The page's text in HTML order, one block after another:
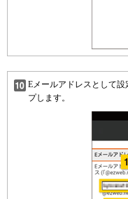
Eメールアドレスとして
プします。